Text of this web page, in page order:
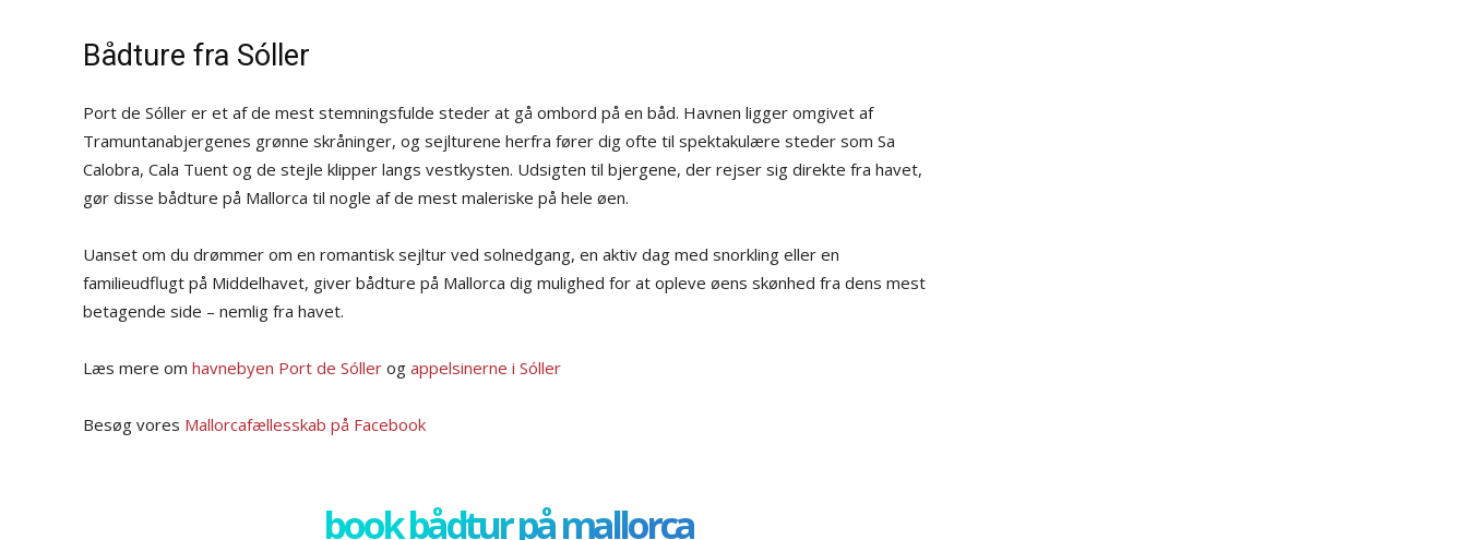
Bådture fra Sóller
Port de Sóller er et af de mest stemningsfulde steder at gå ombord på en båd. Havnen ligger omgivet af
Tramuntanabjergenes grønne skråninger, og sejlturene herfra fører dig ofte til spektakulære steder som Sa
Calobra, Cala Tuent og de stejle klipper langs vestkysten. Udsigten til bjergene, der rejser sig direkte fra havet,
gør disse bådture på Mallorca til nogle af de mest maleriske på hele øen.
Uanset om du drømmer om en romantisk sejltur ved solnedgang, en aktiv dag med snorkling eller en
familieudflugt på Middelhavet, giver bådture på Mallorca dig mulighed for at opleve øens skønhed fra dens mest
betagende side – nemlig fra havet.
Læs mere om havnebyen Port de Sóller og appelsinerne i Sóller
Besøg vores Mallorcafællesskab på Facebook
book bådtur på mallorca